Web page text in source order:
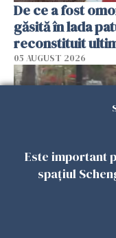
De ce a fost
găsită în lada
reconstituit
05 AUGUST 2026
Este important
spațiul